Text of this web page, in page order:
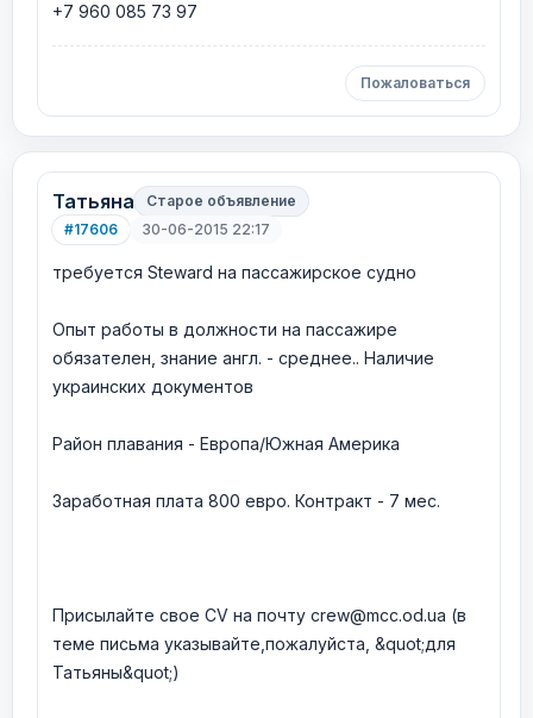
+7 960 085 73 97
Пожаловаться
Татьяна
Старое объявление
#17606
30-06-2015 22:17
требуется Steward на пассажирское судно
Опыт работы в должности на пассажире
обязателен, знание англ. - среднее.. Наличие
украинских документов
Район плавания - Европа/Южная Америка
Заработная плата 800 евро. Контракт - 7 мес.
Присылайте свое CV на почту crew@mcc.od.ua (в
теме письма указывайте,пожалуйста, &quot;для
Татьяны&quot;)